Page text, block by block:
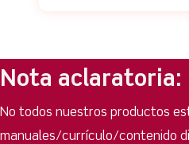
Nota aclaratoria:
No todos nuestros productos
manuales/currículo/contenido